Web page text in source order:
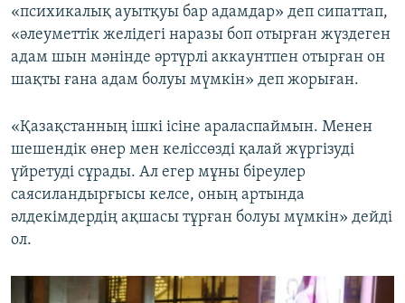
«психикалық ауытқуы бар адамдар» деп сипаттап,
«әлеуметтік желідегі наразы боп отырған жүздеген
адам шын мәнінде әртүрлі аккаунтпен отырған он
шақты ғана адам болуы мүмкін» деп жорыған.
«Қазақстанның ішкі ісіне араласпаймын. Менен
шешендік өнер мен келіссөзді қалай жүргізуді
үйретуді сұрады. Ал егер мұны біреулер
саясиландырғысы келсе, оның артында
әлдекімдердің ақшасы тұрған болуы мүмкін» дейді
ол.